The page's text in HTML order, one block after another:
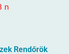
Rendőrök